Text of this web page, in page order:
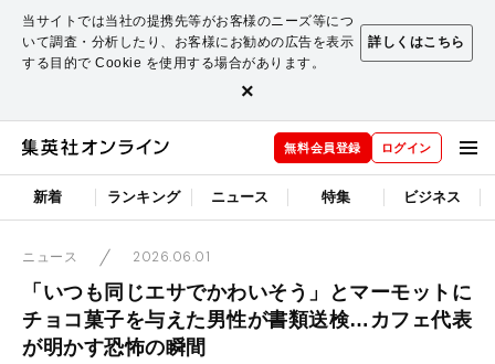
当サイトでは当社の提携先等がお客様のニーズ等につ
いて調査・分析したり、お客様にお勧めの広告を表示
する目的で Cookie を使用する場合があります。
詳しくはこちら
×
無料会員登録 ログイン
新着 ランキング ニュース 特集 ビジネス
ニュース 2026.06.01
「いつも同じエサでかわいそう」とマーモットに
チョコ菓子を与えた男性が書類送検…カフェ代表
が明かす恐怖の瞬間